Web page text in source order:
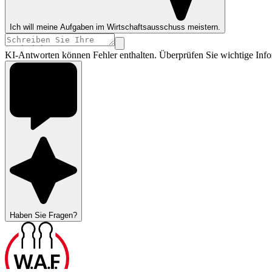
Ich will meine Aufgaben im Wirtschaftsausschuss meistern.
KI-Antworten können Fehler enthalten. Überprüfen Sie wichtige
Haben Sie Fragen?